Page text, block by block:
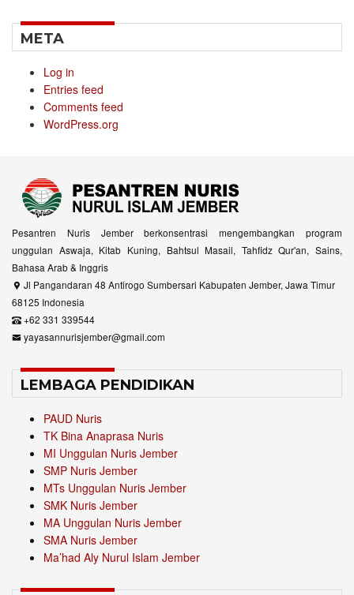
META
Log in
Entries feed
Comments feed
WordPress.org
Pesantren Nuris Jember berkonsentrasi mengembangkan program
unggulan Aswaja, Kitab Kuning, Bahtsul Masail, Tahfidz Qur'an, Sains,
Bahasa Arab & Inggris
Jl Pangandaran 48 Antirogo Sumbersari Kabupaten Jember, Jawa Timur
68125 Indonesia
+62 331 339544
yayasannurisjember@gmail.com
LEMBAGA PENDIDIKAN
PAUD Nuris
TK Bina Anaprasa Nuris
MI Unggulan Nuris Jember
SMP Nuris Jember
MTs Unggulan Nuris Jember
SMK Nuris Jember
MA Unggulan Nuris Jember
SMA Nuris Jember
Ma’had Aly Nurul Islam Jember